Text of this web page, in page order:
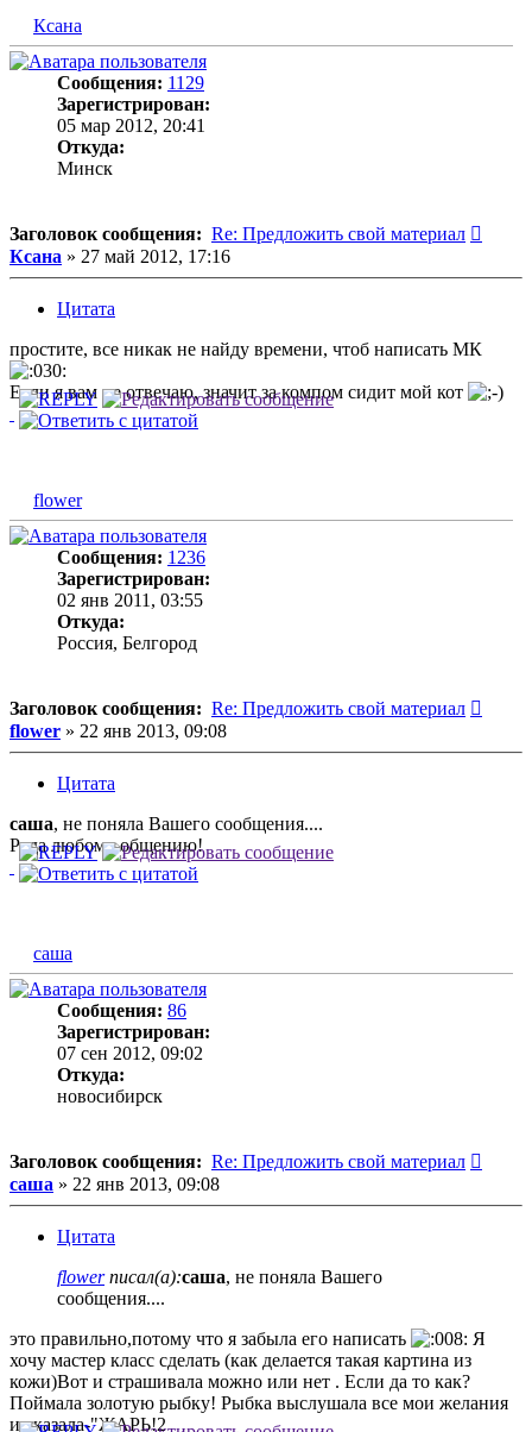
Ксана
Сообщения: 1129
Зарегистрирован:
05 мар 2012, 20:41
Откуда:
Минск
Заголовок сообщения: Re: Предложить свой материал
Ксана » 27 май 2012, 17:16
Цитата
простите, все никак не найду времени, чтоб написать МК
Если я вам не отвечаю, значит за компом сидит мой кот
flower
Сообщения: 1236
Зарегистрирован:
02 янв 2011, 03:55
Откуда:
Россия, Белгород
Заголовок сообщения: Re: Предложить свой материал
flower » 22 янв 2013, 09:08
Цитата
саша, не поняла Вашего сообщения....
Рада любому общению!
саша
Сообщения: 86
Зарегистрирован:
07 сен 2012, 09:02
Откуда:
новосибирск
Заголовок сообщения: Re: Предложить свой материал
саша » 22 янв 2013, 09:08
Цитата
flowerписал(а):саша, не поняла Вашего
сообщения....
это правильно,потому что я забыла его написать
Я
хочу мастер класс сделать (как делается такая картина из
кожи)Вот и страшивала можно или нет . Если да то как?
Поймала золотую рыбку! Рыбка выслушала все мои желания
и сказала-"ЖАРЬ!2